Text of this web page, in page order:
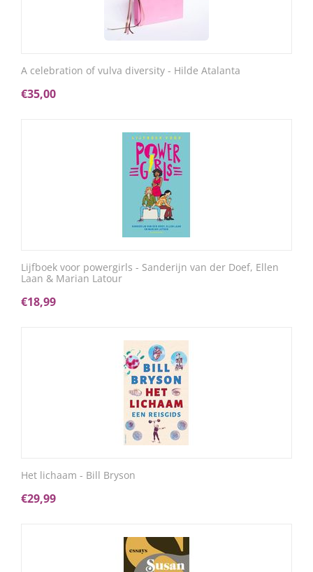
A celebration of vulva diversity - Hilde Atalanta
€35,00
Lijfboek voor powergirls - Sanderijn van der Doef, Ellen
Laan & Marian Latour
€18,99
Het lichaam - Bill Bryson
€29,99